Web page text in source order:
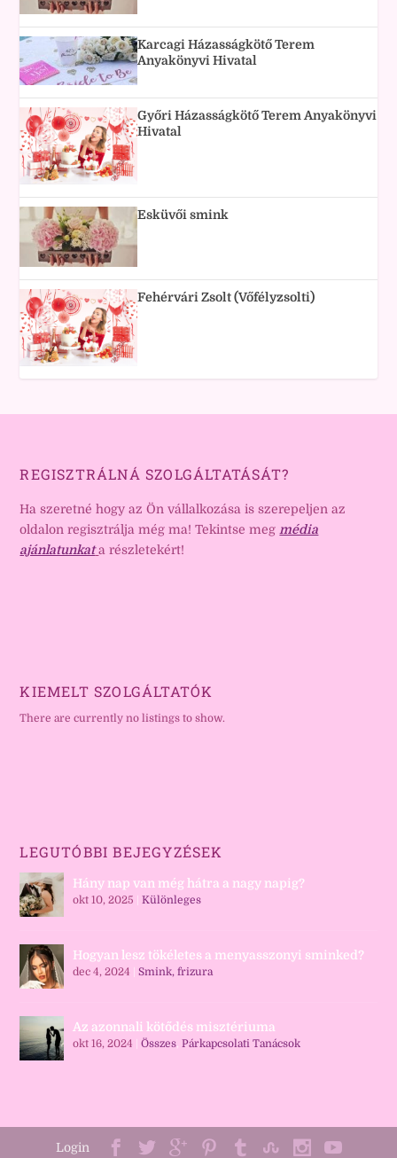
Karcagi Házasságkötő Terem
Anyakönyvi Hivatal
Győri Házasságkötő Terem Anyakönyvi
Hivatal
Esküvői smink
Fehérvári Zsolt (Vőfélyzsolti)
REGISZTRÁLNÁ SZOLGÁLTATÁSÁT?
Ha szeretné hogy az Ön vállalkozása is szerepeljen az
oldalon regisztrálja még ma! Tekintse meg média
ajánlatunkat a részletekért!
KIEMELT SZOLGÁLTATÓK
There are currently no listings to show.
LEGUTÓBBI BEJEGYZÉSEK
Hány nap van még hátra a nagy napig?
okt 10, 2025 |Különleges
Hogyan lesz tökéletes a menyasszonyi sminked?
dec 4, 2024 |Smink, frizura
Az azonnali kötődés misztériuma
okt 16, 2024 |Összes,Párkapcsolati Tanácsok
Login